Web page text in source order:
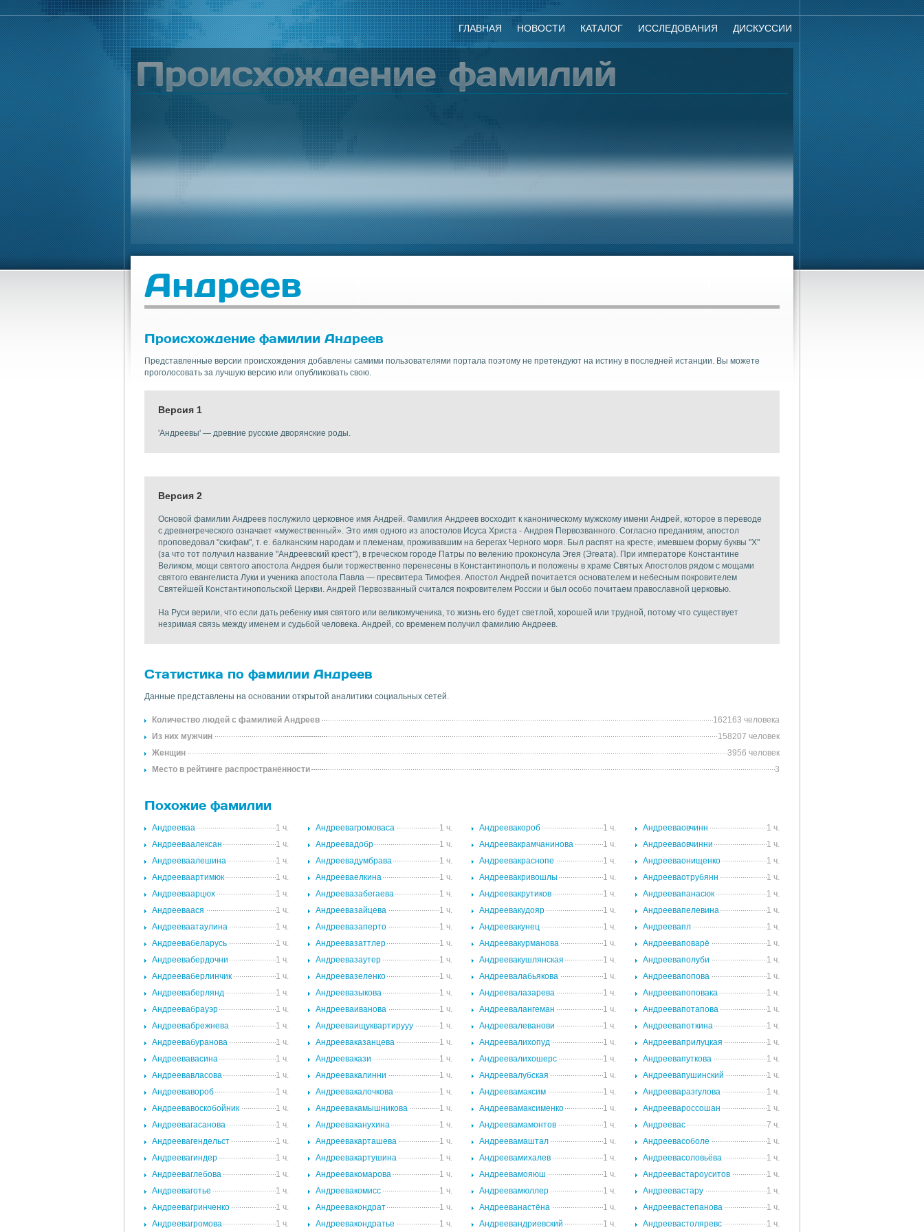
ГЛАВНАЯ НОВОСТИ КАТАЛОГ ИССЛЕДОВАНИЯ ДИСКУССИИ
Андреев
Происхождение фамилии Андреев
Представленные версии происхождения добавлены самими пользователями портала поэтому не претендуют на истину в последней истанции. Вы можете
проголосовать за лучшую версию или опубликовать свою.
Версия 1
​'Андреевы' — древние русские дворянские роды.
Версия 2
Основой фамилии Андреев послужило церковное имя Андрей. Фамилия Андреев восходит к каноническому мужскому имени Андрей, которое в переводе
с древнегреческого означает «мужественный». Это имя одного из апостолов Исуса Христа - Андрея Первозванного. Согласно преданиям, апостол
проповедовал "скифам", т. е. балканским народам и племенам, проживавшим на берегах Черного моря. Был распят на кресте, имевшем форму буквы "Х"
(за что тот получил название "Андреевский крест"), в греческом городе Патры по велению проконсула Эгея (Эгеата). При императоре Константине
Великом, мощи святого апостола Андрея были торжественно перенесены в Константинополь и положены в храме Святых Апостолов рядом с мощами
святого евангелиста Луки и ученика апостола Павла — пресвитера Тимофея. Апостол Андрей почитается основателем и небесным покровителем
Святейшей Константинопольской Церкви. Андрей Первозванный считался покровителем России и был особо почитаем православной церковью.
На Руси верили, что если дать ребенку имя святого или великомученика, то жизнь его будет светлой, хорошей или трудной, потому что существует
незримая связь между именем и судьбой человека. Андрей, со временем получил фамилию Андреев.
Статистика по фамилии Андреев
Данные представлены на основании открытой аналитики социальных сетей.
Количество людей с фамилией Андреев
162163 человека
Из них мужчин
158207 человек
Женщин
3956 человек
Место в рейтинге распространённости
3
Похожие фамилии
Андрееваа
1 ч.
Андрееваалексан
1 ч.
Андрееваалешина
1 ч.
Андрееваартимюк
1 ч.
Андрееваарцюх
1 ч.
Андрееваася
1 ч.
Андрееваатаулина
1 ч.
Андреевабеларусь
1 ч.
Андреевабердочни
1 ч.
Андрееваберлинчик
1 ч.
Андрееваберлянд
1 ч.
Андреевабрауэр
1 ч.
Андреевабрежнева
1 ч.
Андреевабуранова
1 ч.
Андреевавасина
1 ч.
Андреевавласова
1 ч.
Андреевавороб
1 ч.
Андреевавоскобойник
1 ч.
Андреевагасанова
1 ч.
Андреевагендельст
1 ч.
Андреевагиндер
1 ч.
Андрееваглебова
1 ч.
Андрееваготье
1 ч.
Андреевагринченко
1 ч.
Андреевагромова
1 ч.
Андреевагромоваса
1 ч.
Андреевадобр
1 ч.
Андреевадумбрава
1 ч.
Андрееваелкина
1 ч.
Андреевазабегаева
1 ч.
Андреевазайцева
1 ч.
Андреевазаперто
1 ч.
Андреевазаттлер
1 ч.
Андреевазаутер
1 ч.
Андреевазеленко
1 ч.
Андреевазыкова
1 ч.
Андрееваиванова
1 ч.
Андрееваищуквартирууу
1 ч.
Андрееваказанцева
1 ч.
Андреевакази
1 ч.
Андреевакалинни
1 ч.
Андреевакалочкова
1 ч.
Андреевакамышникова
1 ч.
Андрееваканухина
1 ч.
Андреевакарташева
1 ч.
Андреевакартушина
1 ч.
Андреевакомарова
1 ч.
Андреевакомисс
1 ч.
Андреевакондрат
1 ч.
Андреевакондратье
1 ч.
Андреевакороб
1 ч.
Андреевакрамчанинова
1 ч.
Андреевакраснопе
1 ч.
Андреевакривошлы
1 ч.
Андреевакрутиков
1 ч.
Андреевакудояр
1 ч.
Андреевакунец
1 ч.
Андреевакурманова
1 ч.
Андреевакушлянская
1 ч.
Андреевалабьякова
1 ч.
Андреевалазарева
1 ч.
Андреевалангеман
1 ч.
Андреевалеванови
1 ч.
Андреевалихопуд
1 ч.
Андреевалихошерс
1 ч.
Андреевалубская
1 ч.
Андреевамаксим
1 ч.
Андреевамаксименко
1 ч.
Андреевамамонтов
1 ч.
Андреевамаштал
1 ч.
Андреевамихалев
1 ч.
Андреевамояюш
1 ч.
Андреевамюллер
1 ч.
Андрееванастёна
1 ч.
Андреевандриевский
1 ч.
Андрееваовчинн
1 ч.
Андрееваовчинни
1 ч.
Андрееваонищенко
1 ч.
Андрееваотрубянн
1 ч.
Андреевапанасюк
1 ч.
Андреевапелевина
1 ч.
Андреевапл
1 ч.
Андрееваповарё
1 ч.
Андрееваполуби
1 ч.
Андреевапопова
1 ч.
Андреевапоповака
1 ч.
Андреевапотапова
1 ч.
Андреевапоткина
1 ч.
Андрееваприлуцкая
1 ч.
Андреевапуткова
1 ч.
Андреевапушинский
1 ч.
Андрееваразгулова
1 ч.
Андреевароссошан
1 ч.
Андреевас
7 ч.
Андреевасоболе
1 ч.
Андреевасоловьёва
1 ч.
Андреевастароуситов
1 ч.
Андреевастару
1 ч.
Андреевастепанова
1 ч.
Андреевастоляревс
1 ч.